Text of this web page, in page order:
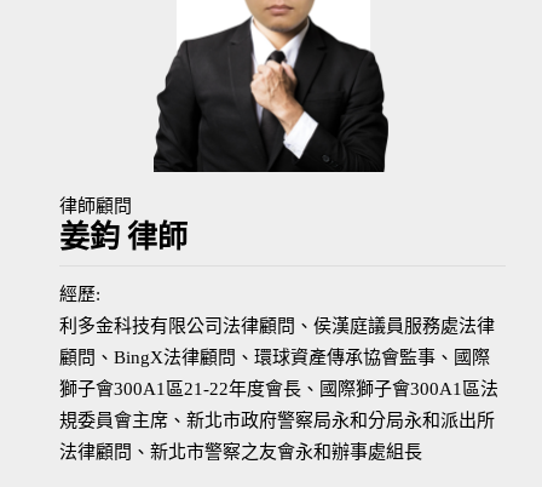
律師顧問
姜鈞 律師
經歷:
利多金科技有限公司法律顧問、侯漢庭議員服務處法律
顧問、BingX法律顧問、環球資產傳承協會監事、國際
獅子會300A1區21-22年度會長、國際獅子會300A1區法
規委員會主席、新北市政府警察局永和分局永和派出所
法律顧問、新北市警察之友會永和辦事處組長